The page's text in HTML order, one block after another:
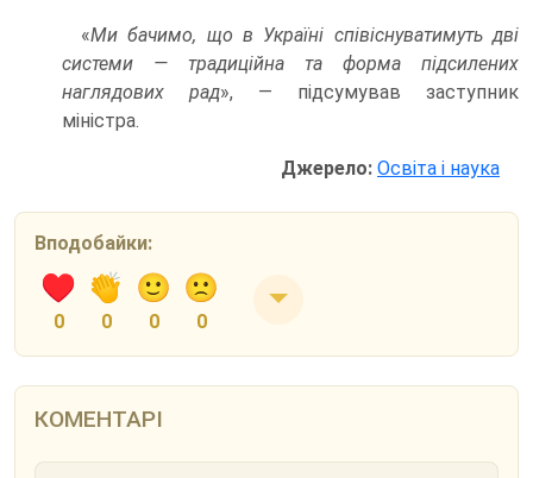
«Ми бачимо, що в Україні співіснуватимуть дві
системи — традиційна та форма підсилених
наглядових рад», — підсумував заступник
міністра.
Джерело: Освіта і наука
Вподобайки:
0 0 0 0
КОМЕНТАРІ